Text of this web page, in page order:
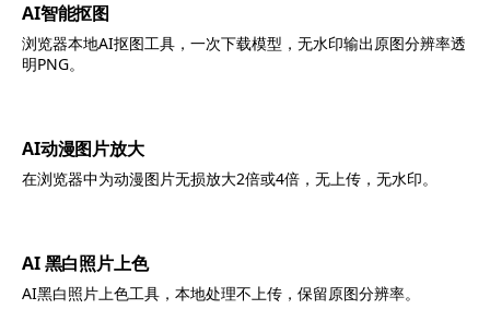
AI智能抠图
浏览器本地AI抠图工具，一次下载模型，无水印输出原图分辨率透
明PNG。
AI动漫图片放大
在浏览器中为动漫图片无损放大2倍或4倍，无上传，无水印。
AI 黑白照片上色
AI黑白照片上色工具，本地处理不上传，保留原图分辨率。